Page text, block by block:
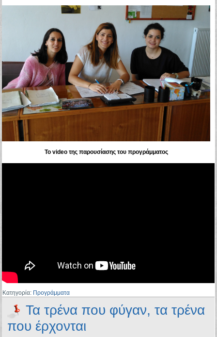
Το video της παρουσίασης του προγράμματος
Κατηγορία: Προγράμματα
Τα τρένα που φύγαν, τα τρένα
που έρχονται